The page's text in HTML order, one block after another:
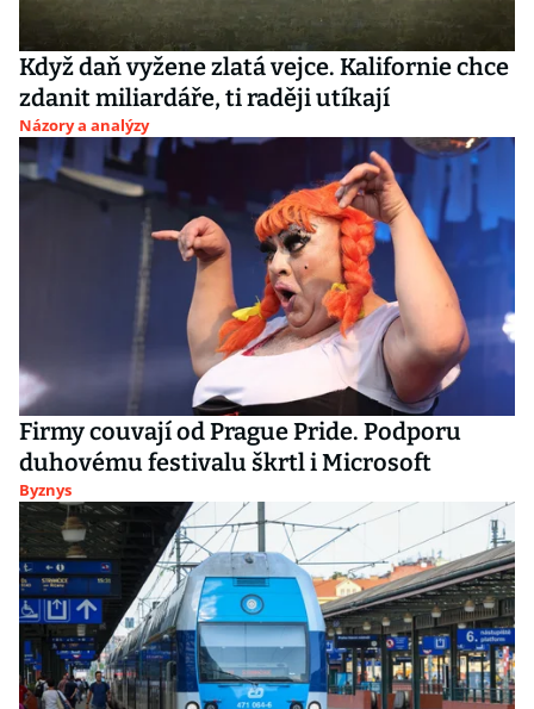
Když daň vyžene zlatá vejce. Kalifornie chce
zdanit miliardáře, ti raději utíkají
Názory a analýzy
Firmy couvají od Prague Pride. Podporu
duhovému festivalu škrtl i Microsoft
Byznys